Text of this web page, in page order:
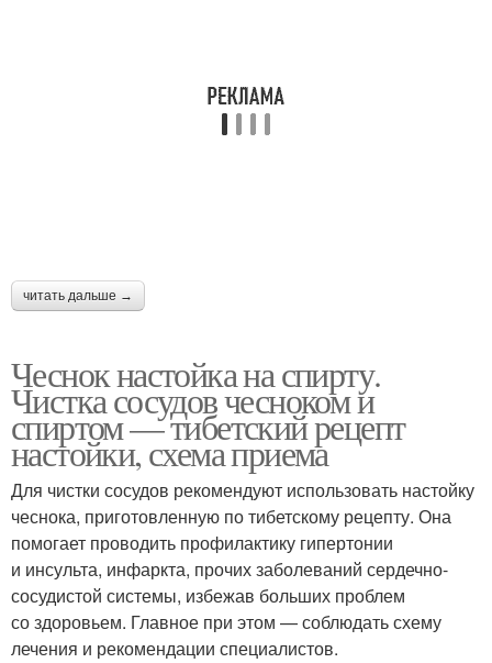
читать дальше →
Чеснок настойка на спирту.
Чистка сосудов чесноком и
спиртом — тибетский рецепт
настойки, схема приема
Для чистки сосудов рекомендуют использовать настойку
чеснока, приготовленную по тибетскому рецепту. Она
помогает проводить профилактику гипертонии
и инсульта, инфаркта, прочих заболеваний сердечно-
сосудистой системы, избежав больших проблем
со здоровьем. Главное при этом — соблюдать схему
лечения и рекомендации специалистов.